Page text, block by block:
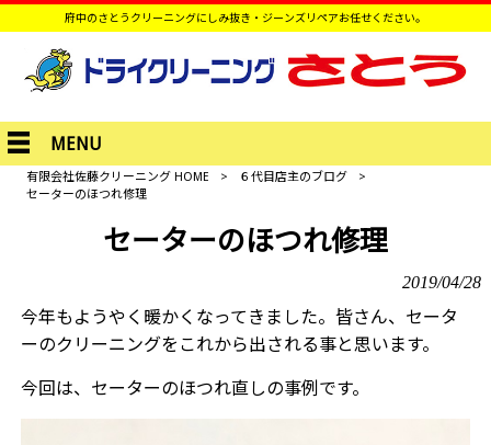
府中のさとうクリーニングにしみ抜き・ジーンズリペアお任せください。
MENU
有限会社佐藤クリーニング HOME > ６代目店主のブログ
>
セーターのほつれ修理
セーターのほつれ修理
2019/04/28
今年もようやく暖かくなってきました。皆さん、セータ
ーのクリーニングをこれから出される事と思います。
今回は、セーターのほつれ直しの事例です。